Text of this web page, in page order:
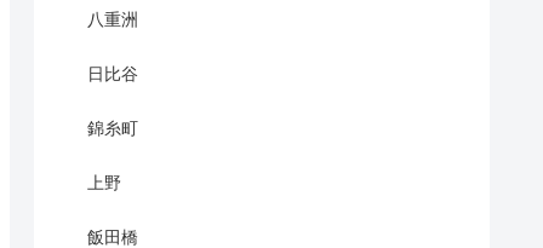
八重洲
日比谷
錦糸町
上野
飯田橋